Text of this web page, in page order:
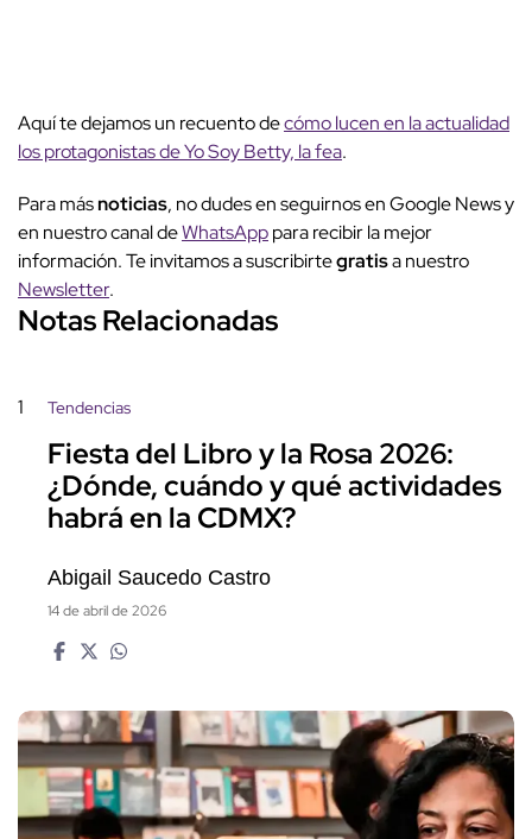
Aquí te dejamos un recuento decómo lucen en la actualidad
los protagonistas de Yo Soy Betty, la fea.
Para másnoticias, no dudes en seguirnos en Google News y
en nuestro canal deWhatsApppara recibir la mejor
información. Te invitamos a suscribirtegratisa nuestro
Newsletter.
Notas Relacionadas
1 Tendencias
Fiesta del Libro y la Rosa 2026:
¿Dónde, cuándo y qué actividades
habrá en la CDMX?
Abigail Saucedo Castro
14 de abril de 2026